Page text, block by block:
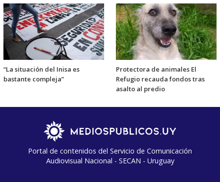
“La situación del Inisa es
bastante compleja”
Protectora de animales El
Refugio recauda fondos tras
asalto al predio
Portal de contenidos del Servicio de Comunicación
Audiovisual Nacional - SECAN - Uruguay